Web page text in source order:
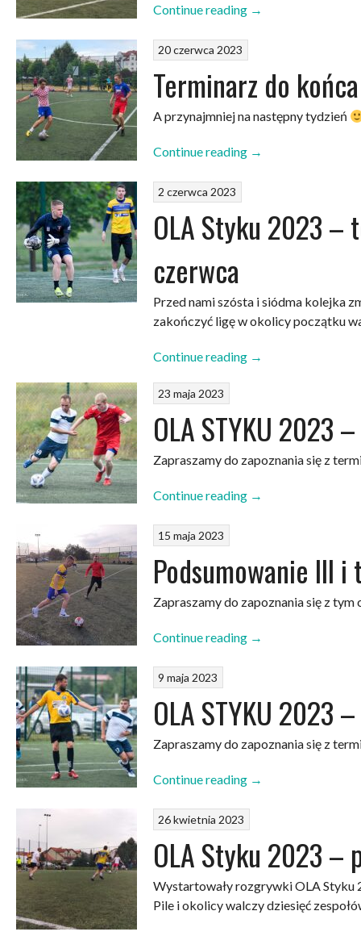
Continue reading „Ostatnia
2023!”
→
20 czerwca 2023
Terminarz do
A przynajmniej na następny tydzień
Continue reading „Terminarz
→
2 czerwca 2023
OLA Styku 2023 –
czerwca
Przed nami szósta i siódma kolejka
zakończyć ligę w okolicy początku
Continue reading „OLA
terminarz
5
→
23 maja 2023
OLA STYKU 2023
Zapraszamy do zapoznania się z
Continue reading
„OLA
terminarz”
→
15 maja 2023
Podsumowanie III
Zapraszamy do zapoznania się z tym
Continue reading
„Podsumowanie
IV
→
9 maja 2023
OLA STYKU 2023
Zapraszamy do zapoznania się z
Continue reading
„OLA
terminarz”
→
26 kwietnia 2023
OLA Styku 2023 –
Wystartowały rozgrywki OLA Styku
Pile i okolicy walczy dziesięć